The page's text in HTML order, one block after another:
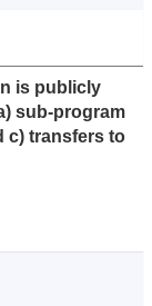
is publicly
sub-program
c) transfers to